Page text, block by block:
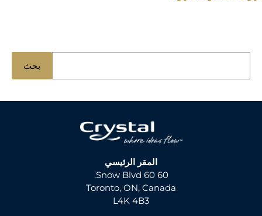
ب
بحث
المقر الرئيسي
60 60 Snow Blvd.
Toronto, ON, Canada
L4K 4B3